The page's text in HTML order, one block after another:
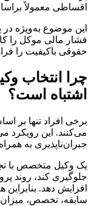
اقساطی معمولاً
این موضوع به‌ویژه
فشار مالی موکل را
حقوقی باکیفیت را
چرا انتخاب
اشتباه است؟
برخی افراد تنها بر
می‌کنند. این رویکرد
جبران‌ناپذیری به
یک وکیل متخصص با
جلوگیری کند، روند
افزایش دهد. بنابراین
سابقه، تخصص، میزان